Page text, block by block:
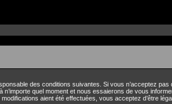
des conditions suivantes. Si vous n’acceptez pas
quel moment et nous essaierons de vous
aient été effectuées, vous acceptez d’être